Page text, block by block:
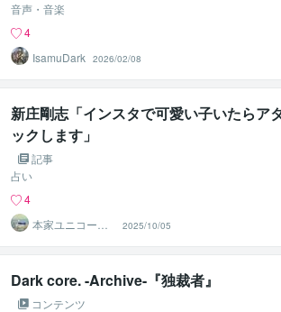
音声・音楽
4
IsamuDark 2026/02/08
新庄剛志「インスタで可愛い子いたらア
ックします」
記事
占い
4
本家ユニコーン
の使者桜10周年
ありがとう
2025/10/05
Dark core. -Archive-『独裁者』
コンテンツ